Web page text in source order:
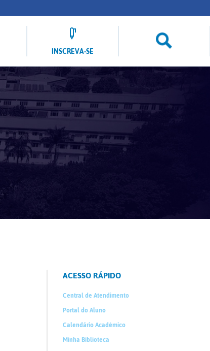
INSCREVA-SE
ACESSO RÁPIDO
Central de Atendimento
Portal do Aluno
Calendário Acadêmico
Minha Biblioteca